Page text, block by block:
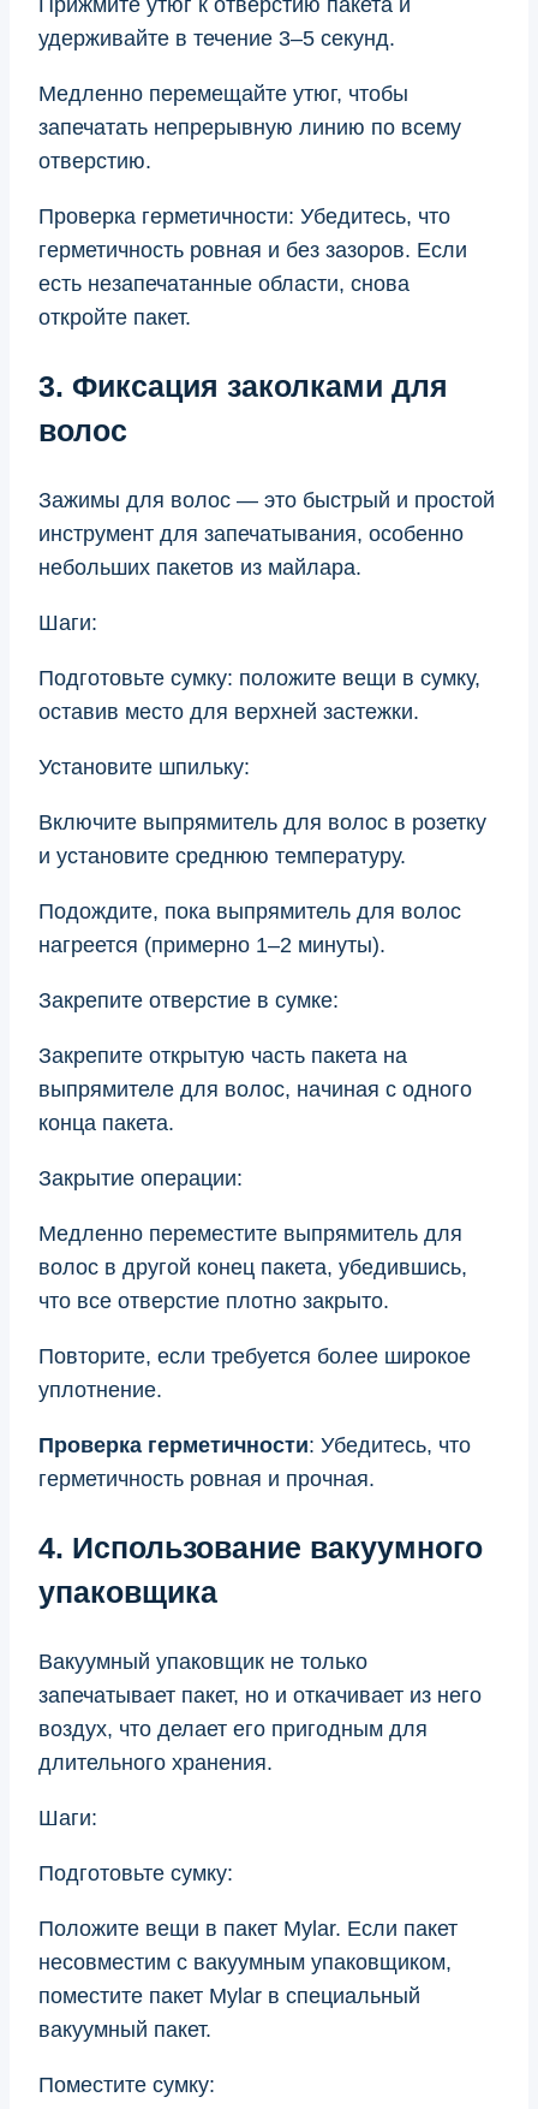
удерживайте в течение 3–5 секунд.
Медленно перемещайте утюг, чтобы
запечатать непрерывную линию по всему
отверстию.
Проверка герметичности: Убедитесь, что
герметичность ровная и без зазоров. Если
есть незапечатанные области, снова
откройте пакет.
3. Фиксация заколками для
волос
Зажимы для волос — это быстрый и простой
инструмент для запечатывания, особенно
небольших пакетов из майлара.
Шаги:
Подготовьте сумку: положите вещи в сумку,
оставив место для верхней застежки.
Установите шпильку:
Включите выпрямитель для волос в розетку
и установите среднюю температуру.
Подождите, пока выпрямитель для волос
нагреется (примерно 1–2 минуты).
Закрепите отверстие в сумке:
Закрепите открытую часть пакета на
выпрямителе для волос, начиная с одного
конца пакета.
Закрытие операции:
Медленно переместите выпрямитель для
волос в другой конец пакета, убедившись,
что все отверстие плотно закрыто.
Повторите, если требуется более широкое
уплотнение.
Проверка герметичности: Убедитесь, что
герметичность ровная и прочная.
4. Использование вакуумного
упаковщика
Вакуумный упаковщик не только
запечатывает пакет, но и откачивает из него
воздух, что делает его пригодным для
длительного хранения.
Шаги:
Подготовьте сумку:
Положите вещи в пакет Mylar. Если пакет
несовместим с вакуумным упаковщиком,
поместите пакет Mylar в специальный
вакуумный пакет.
Поместите сумку: